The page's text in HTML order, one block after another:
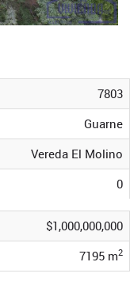
7803
Guarne
Vereda El Molino
0
$1,000,000,000
7195 m2